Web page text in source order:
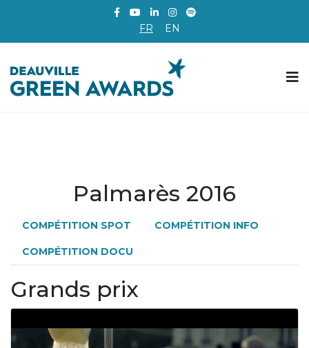
FR EN
Palmarès 2016
COMPÉTITION SPOT COMPÉTITION INFO
COMPÉTITION DOCU
Grands prix